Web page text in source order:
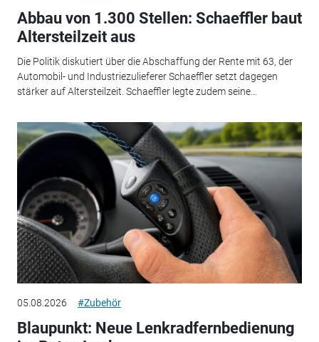
Abbau von 1.300 Stellen: Schaeffler baut
Altersteilzeit aus
Die Politik diskutiert über die Abschaffung der Rente mit 63, der
Automobil- und Industriezulieferer Schaeffler setzt dagegen
stärker auf Altersteilzeit. Schaeffler legte zudem seine...
05.08.2026 #Zubehör
Blaupunkt: Neue Lenkradfernbedienung